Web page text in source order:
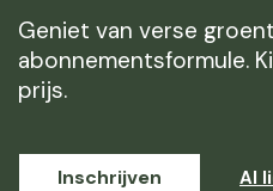
Geniet van verse
abonnementsformule.
prijs.
Inschrijven Al